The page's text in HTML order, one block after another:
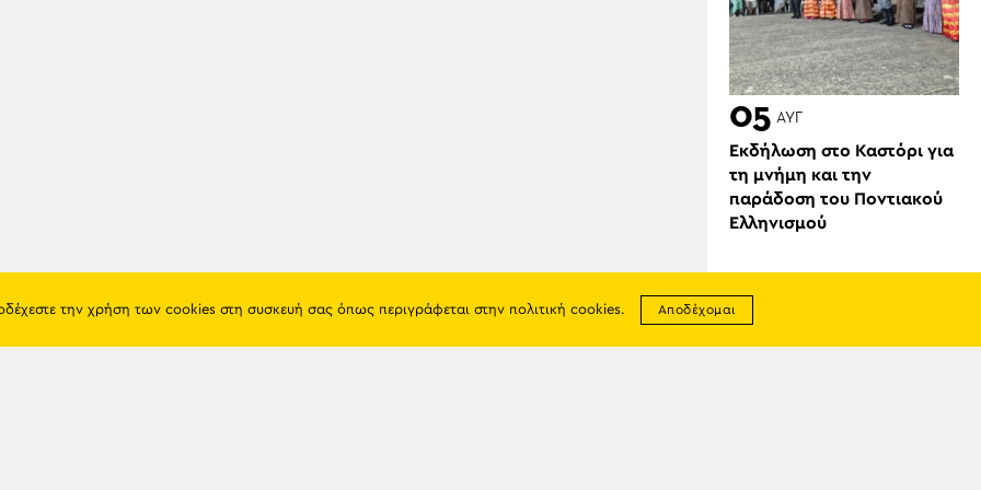
05 ΑΥΓ
Εκδήλωση στο Καστόρι για
τη μνήμη και την
παράδοση του Ποντιακού
Ελληνισμού
την χρήση των cookies στη συσκευή σας όπως περιγράφεται στην πολιτική cookies. Αποδέχομαι